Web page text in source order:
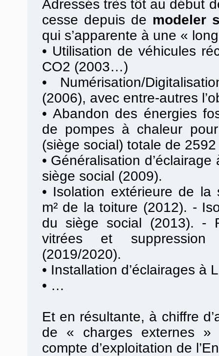
Adressés très tôt au début
cesse depuis de modeler
qui s’apparente à une «
• Utilisation de véhicules
CO2 (2003…)
• Numérisation/
(2006), avec entre-autres
• Abandon des énergies
de pompes à chaleur
(siège social) totale de 2592
• Généralisation
siège social (2009).
• Isolation extérieure de la
m² de la toiture (2012). -
du siège social (2013). -
vitrées et
(2019/2020).
• Installation d’éclairages à
• …
Et en résultante, à chiffre
de « charges externes
compte d’exploitation de